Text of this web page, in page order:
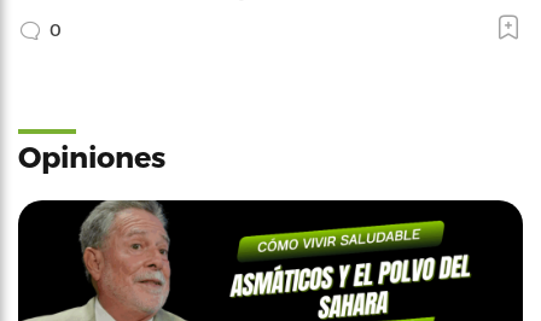
0
Opiniones